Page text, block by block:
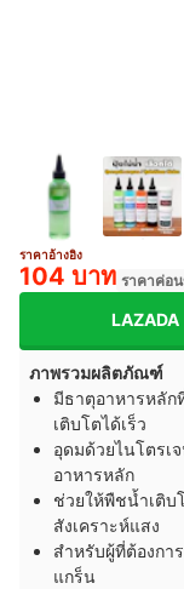
ราคาอ้างอิง
104 บาท ราคาค่อ
LAZADA
ภาพรวมผลิตภัณฑ์
มีธาตุอาหารหลัก
เติบโตได้เร็ว
อุดมด้วยไนโตรเ
อาหารหลัก
ช่วยให้พืชน้ำเติบ
สังเคราะห์แสง
สำหรับผู้ที่ต้องก
แกร็น